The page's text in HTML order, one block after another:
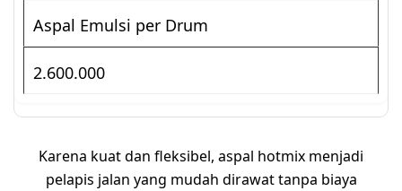
Aspal Emulsi per Drum
2.600.000
Karena kuat dan fleksibel, aspal hotmix menjadi
pelapis jalan yang mudah dirawat tanpa biaya